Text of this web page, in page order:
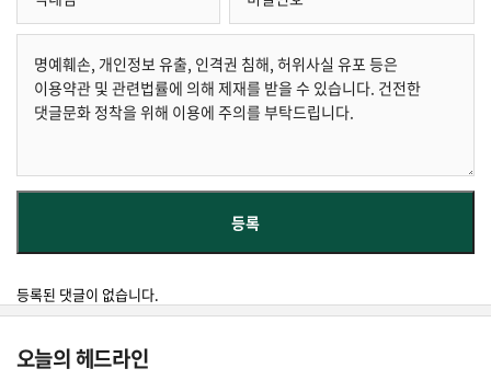
등록된 댓글이 없습니다.
오늘의 헤드라인